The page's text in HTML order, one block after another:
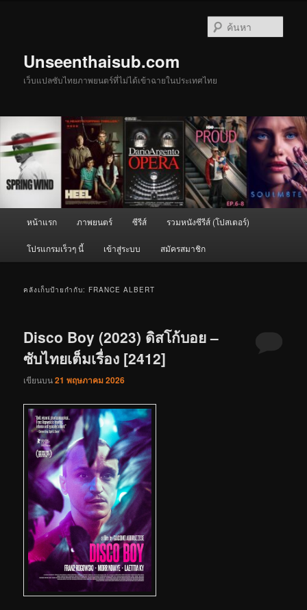
Unseenthaisub.com
เว็บแปลซับไทยภาพยนตร์ที่ไม่ได้เข้าฉายในประเทศไทย
หน้าแรก ภาพยนตร์ ซีรีส์ รวมหนังซีรีส์ (โปสเตอร์)
โปรแกรมเร็วๆ นี้ เข้าสู่ระบบ สมัครสมาชิก
คลังเก็บป้ายกำกับ: FRANCE ALBERT
Disco Boy (2023) ดิสโก้บอย –
ซับไทยเต็มเรื่อง [2412]
เขียนบน21 พฤษภาคม 2026